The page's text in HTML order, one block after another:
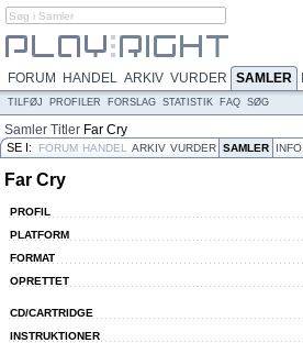
FORUM HANDEL ARKIV VURDER SAMLER
TILFØJ PROFILER FORSLAG STATISTIK FAQ SØG
Samler Titler Far Cry
SE I: FORUM HANDEL ARKIV VURDER SAMLER INFO
Far Cry
PROFIL
PLATFORM
FORMAT
OPRETTET
CD/CARTRIDGE
INSTRUKTIONER